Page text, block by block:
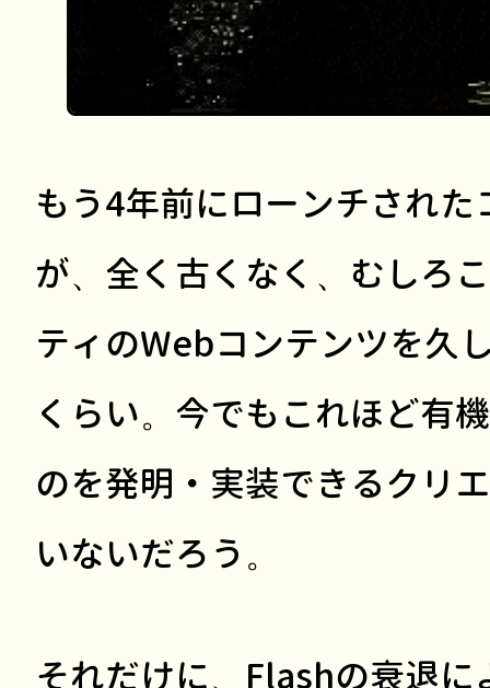
もう4年前にローンチされ
が、全く古くなく、むしろ
ティのWebコンテンツを久
くらい。今でもこれほど有
のを発明・実装できるクリ
いないだろう。
それだけに、Flashの衰退に